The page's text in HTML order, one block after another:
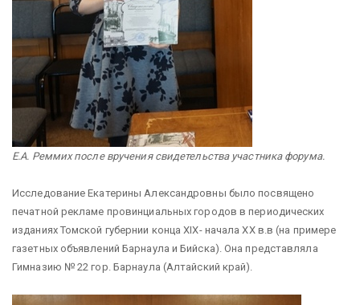
Е.А. Реммих после вручения свидетельства участника форума.
Исследование Екатерины Александровны было посвящено
печатной рекламе провинциальных городов в периодических
изданиях Томской губернии конца XIX- начала XX в.в (на примере
газетных объявлений Барнаула и Бийска). Она представляла
Гимназию № 22 гор. Барнаула (Алтайский край).